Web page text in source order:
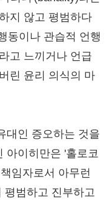
지 않고 평범하다
동이나 관습적 언행
고 느끼거나 언급
린 윤리 의식의 마
대인 증오하는 것을
아이히만은 '홀로코
임자로서 아무런
평범하고 진부하고